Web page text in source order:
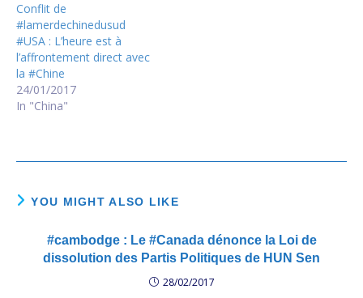
Conflit de
#lamerdechinedusud
#USA : L’heure est à
l’affrontement direct avec
la #Chine
24/01/2017
In "China"
YOU MIGHT ALSO LIKE
#cambodge : Le #Canada dénonce la Loi de
dissolution des Partis Politiques de HUN Sen
28/02/2017